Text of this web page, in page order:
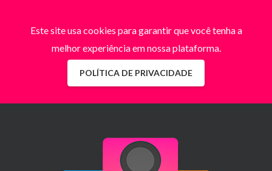
Este site usa cookies para garantir que você tenha a
melhor experiência em nossa plataforma.
POLÍTICA DE PRIVACIDADE